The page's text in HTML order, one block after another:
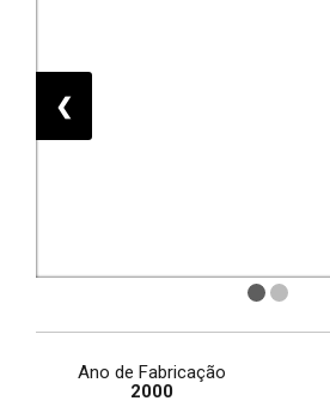
❮
Ano de Fabricação
2000